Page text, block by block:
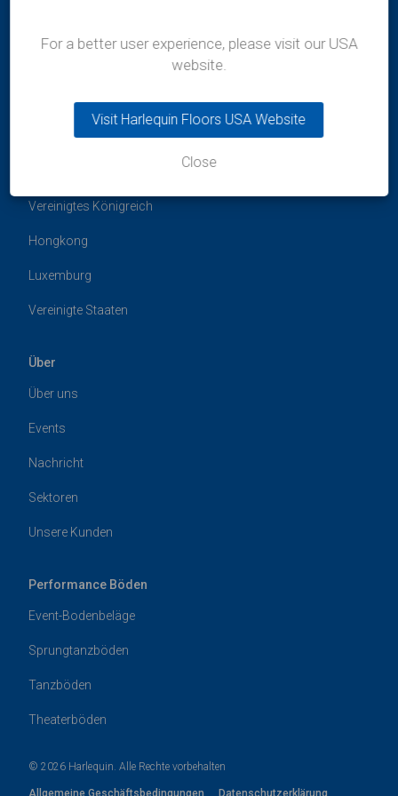
Standorte
Vereinigtes Königreich
Hongkong
Luxemburg
Vereinigte Staaten
Über
Über uns
Events
Nachricht
Sektoren
Unsere Kunden
Performance Böden
Event-Bodenbeläge
Sprungtanzböden
Tanzböden
Theaterböden
© 2026 Harlequin. Alle Rechte vorbehalten
Allgemeine Geschäftsbedingungen Datenschutzerklärung
For a better user experience, please visit our USA
website.
Visit Harlequin Floors USA Website
Close